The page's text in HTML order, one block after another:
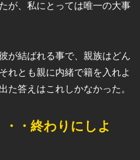
が、私にとっては唯一の大事
が結ばれる事で、親族はどん
れとも親に内緒で籍を入れよ
た答えはこれしかなかった。
・終わりにしよ